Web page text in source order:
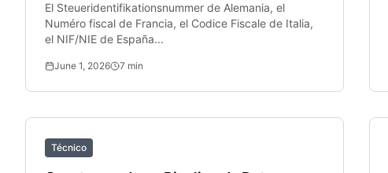
El Steueridentifikationsnummer de Alemania, el
Numéro fiscal de Francia, el Codice Fiscale de Italia,
el NIF/NIE de España...
June 1, 2026 7 min
Técnico